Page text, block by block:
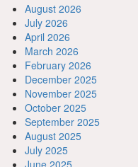
August 2026
July 2026
April 2026
March 2026
February 2026
December 2025
November 2025
October 2025
September 2025
August 2025
July 2025
June 2025